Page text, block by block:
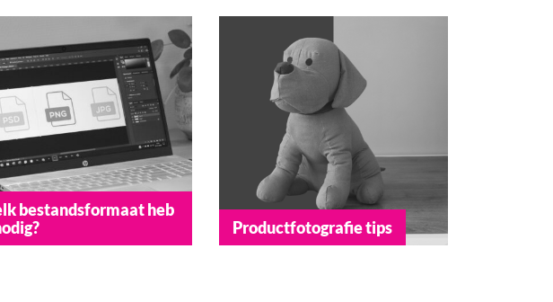
bestandsformaat heb
Productfotografie tips